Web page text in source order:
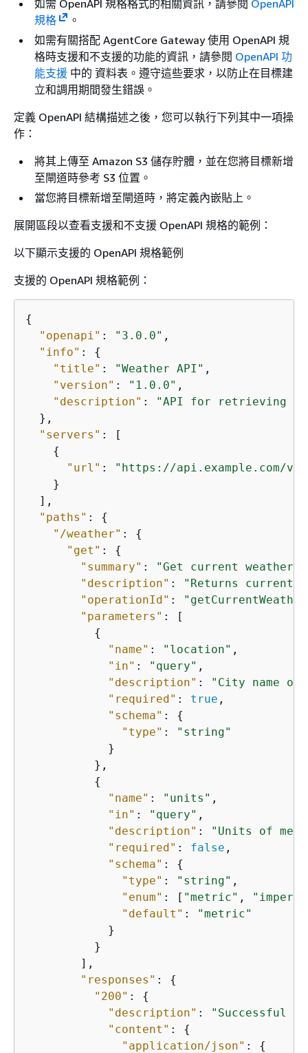
如需 OpenAPI 規格格式的相關資訊，請參閱 OpenAPI
規格
。
如需有關搭配 AgentCore Gateway 使用 OpenAPI 規
格時支援和不支援的功能的資訊，請參閱 OpenAPI 功
能支援 中的 資料表。遵守這些要求，以防止在目標建
立和調用期間發生錯誤。
定義 OpenAPI 結構描述之後，您可以執行下列其中一項操
作：
將其上傳至 Amazon S3 儲存貯體，並在您將目標新增
至閘道時參考 S3 位置。
當您將目標新增至閘道時，將定義內嵌貼上。
展開區段以查看支援和不支援 OpenAPI 規格的範例：
以下顯示支援的 OpenAPI 規格範例
支援的 OpenAPI 規格範例：
{
"openapi" : "3.0.0" ,
"info" : {
"title" : "Weather API" ,
"version" : "1.0.0" ,
"description" :
"API for retrieving
  },
"servers" : [
{
"url" :
"https://api.example.com/v1"
    }
  ],
"paths" : {
"/weather" : {
"get" : {
"summary" : "Get current weather"
"description" :
"Returns current
"operationId" :
"parameters" : [
{
"name" : "location" ,
"in" : "query" ,
"description" :
"City name or
"required" : true ,
"schema" : {
"type" :
"string"
            }
          },
{
"name" : "units" ,
"in" : "query" ,
"description" :
"Units of
"required" : false ,
"schema" : {
"type" : "string" ,
"enum" : [ "metric" ,
"default" :
"metric"
            }
          }
        ],
"responses" : {
"200" : {
"description" :
"Successful
"content" : {
"application/json" : {